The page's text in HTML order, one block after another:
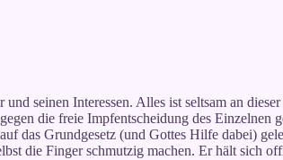
seinen Interessen. Alles ist seltsam an
die freie Impfentscheidung des Einzelnen
das Grundgesetz (und Gottes Hilfe dabei)
die Finger schmutzig machen. Er hält sich